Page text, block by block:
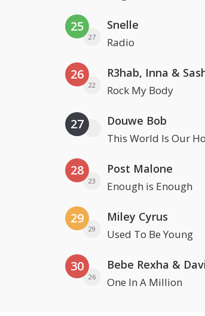
25
27
Snelle
Radio
26
22
R3hab, Inna &
Rock My Body
27 Douwe Bob
This World Is Our
28
23
Post Malone
Enough is Enough
29
29
Miley Cyrus
Used To Be Young
30
26
Bebe Rexha &
One In A Million